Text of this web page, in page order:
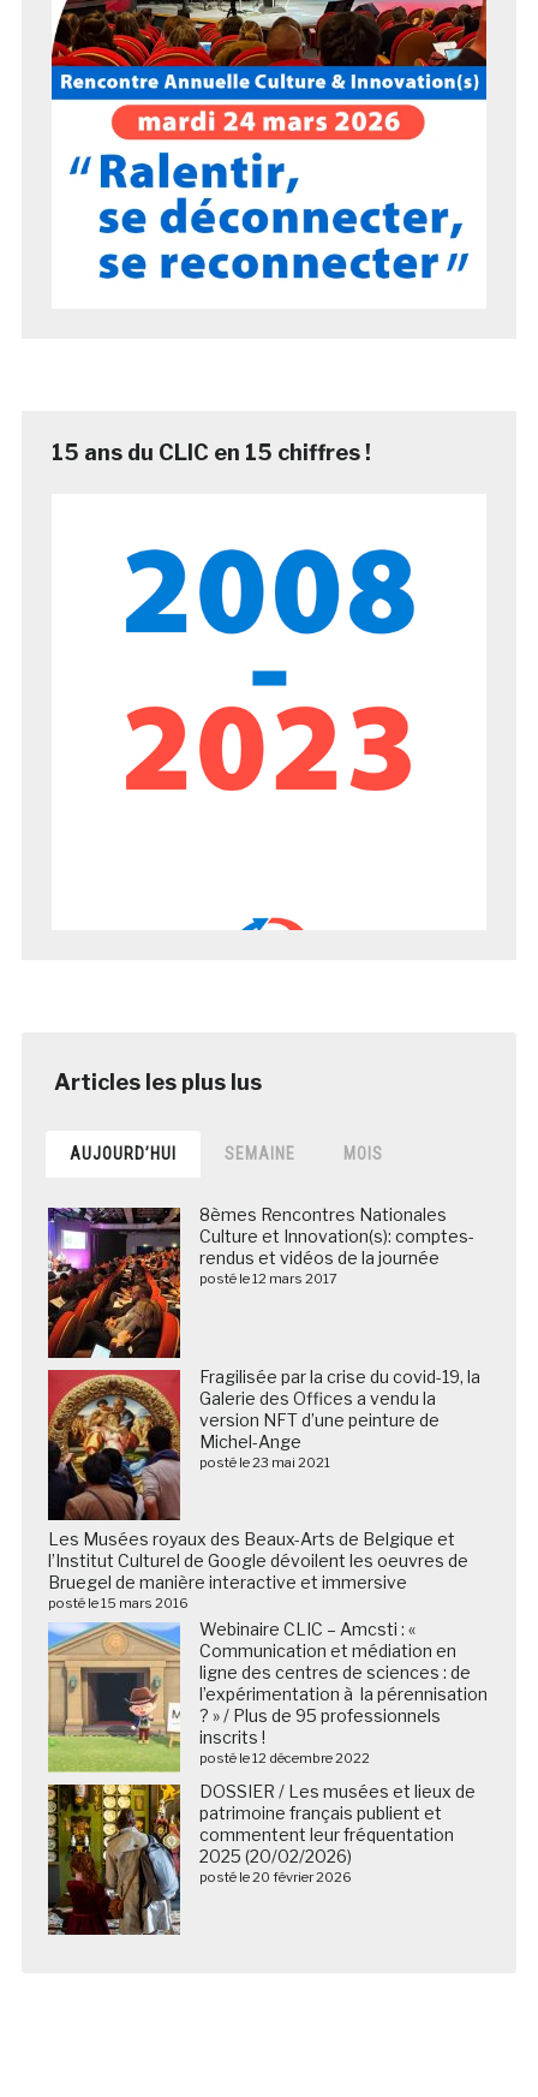
15 ans du CLIC en 15 chiffres !
AUJOURD’HUI SEMAINE MOIS
8èmes Rencontres Nationales
Culture et Innovation(s): comptes-
rendus et vidéos de la journée
posté le 12 mars 2017
Fragilisée par la crise du covid-19, la
Galerie des Offices a vendu la
version NFT d’une peinture de
Michel-Ange
posté le 23 mai 2021
Les Musées royaux des Beaux-Arts de Belgique et
l’Institut Culturel de Google dévoilent les oeuvres de
Bruegel de manière interactive et immersive
posté le 15 mars 2016
Webinaire CLIC – Amcsti : «
Communication et médiation en
ligne des centres de sciences : de
l’expérimentation à la pérennisation
? » / Plus de 95 professionnels
inscrits !
posté le 12 décembre 2022
DOSSIER / Les musées et lieux de
patrimoine français publient et
commentent leur fréquentation
2025 (20/02/2026)
posté le 20 février 2026